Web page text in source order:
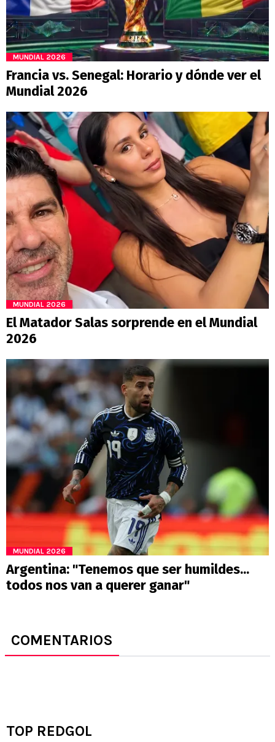
MUNDIAL 2026
Francia vs. Senegal: Horario y dónde ver el
Mundial 2026
MUNDIAL 2026
El Matador Salas sorprende en el Mundial
2026
MUNDIAL 2026
Argentina: "Tenemos que ser humildes...
todos nos van a querer ganar"
COMENTARIOS
TOP REDGOL